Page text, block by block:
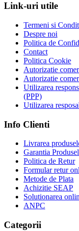
Link-uri utile
Termeni si
Despre noi
Politica de
Contact
Politica Cookie
Autorizatie
Autorizatie
Utilizarea
(PPP)
Utilizarea
Info Clienti
Livrarea
Garantia
Politica de Retur
Formular retur
Metode de Plata
Achizitie SEAP
Solutionarea
ANPC
Categorii